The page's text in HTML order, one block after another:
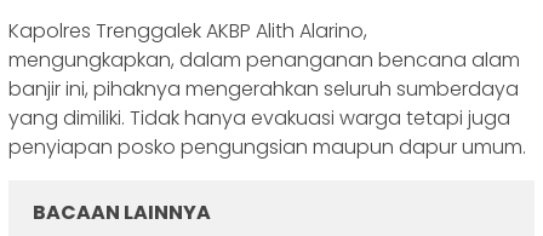
Kapolres Trenggalek AKBP Alith Alarino,
mengungkapkan, dalam penanganan bencana alam
banjir ini, pihaknya mengerahkan seluruh sumberdaya
yang dimiliki. Tidak hanya evakuasi warga tetapi juga
penyiapan posko pengungsian maupun dapur umum.
BACAAN LAINNYA